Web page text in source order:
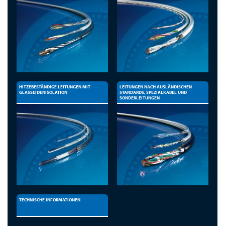
HITZEBESTÄNDIGE LEITUNGEN MIT
GLASSEIDENISOLATION
LEITUNGEN NACH AUSLÄNDISCHEN
STANDARDS, SPEZIALKABEL UND
SONDERLEITUNGEN
TECHNISCHE INFORMATIONEN